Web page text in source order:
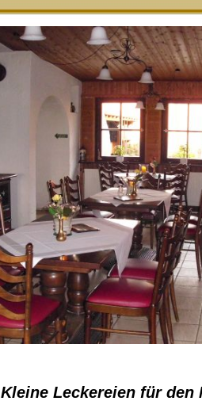
Kleine Leckereien für den